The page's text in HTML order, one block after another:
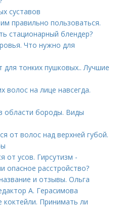
суставов
правильно пользоваться.
стационарный блендер?
Что нужно для
для тонких пушковых.. Лучшие
волос на лице навсегда.
области бороды. Виды
от волос над верхней губой.
от усов. Гирсутизм -
опасное расстройство?
и отзывы. Ольга
А. Герасимова
Принимать ли